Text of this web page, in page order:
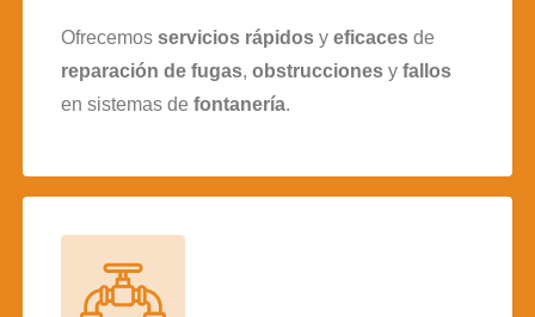
Ofrecemos servicios rápidosy eficacesde
reparación de fugas, obstruccionesy fallos
en sistemas de fontanería.